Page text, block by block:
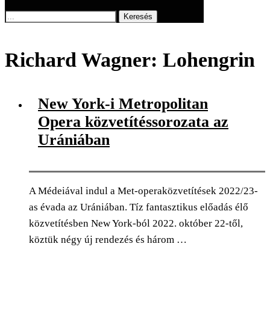
Keresés
Richard Wagner: Lohengrin
New York-i Metropolitan
Opera közvetítéssorozata az
Urániában
A Médeiával indul a Met-operaközvetítések 2022/23-
as évada az Urániában. Tíz fantasztikus előadás élő
közvetítésben New York-ból 2022. október 22-től,
köztük négy új rendezés és három …